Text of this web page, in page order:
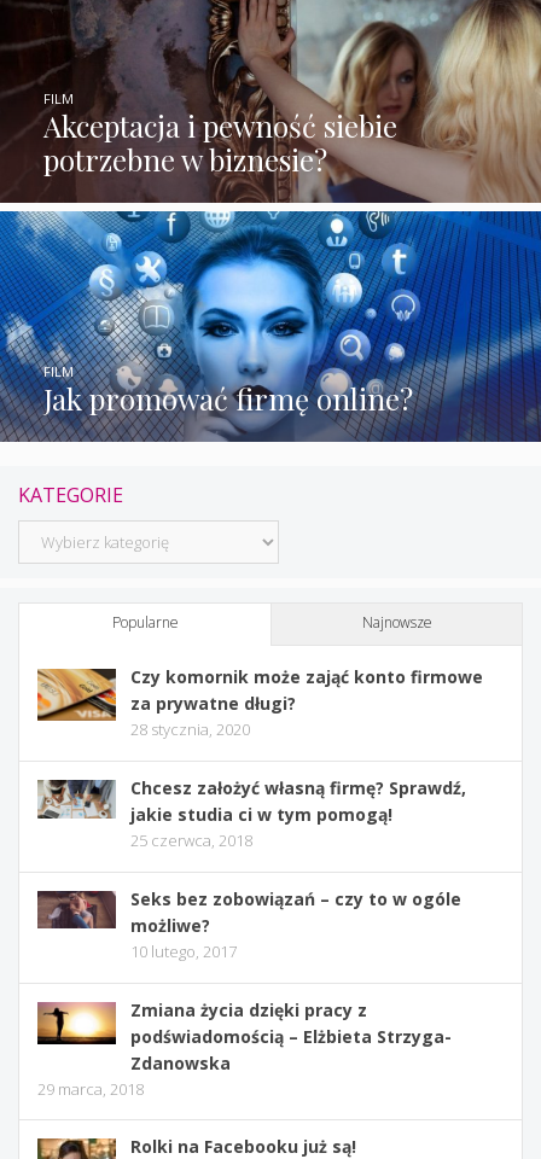
Akceptacja i pewność siebie
potrzebne w biznesie?
FILM
Jak promować firmę online?
FILM
KATEGORIE
Kategorie
Popularne Najnowsze
Czy komornik może zająć konto firmowe
za prywatne długi?
28 stycznia, 2020
Chcesz założyć własną firmę? Sprawdź,
jakie studia ci w tym pomogą!
25 czerwca, 2018
Seks bez zobowiązań – czy to w ogóle
możliwe?
10 lutego, 2017
Zmiana życia dzięki pracy z
podświadomością – Elżbieta Strzyga-
Zdanowska
29 marca, 2018
Rolki na Facebooku już są!